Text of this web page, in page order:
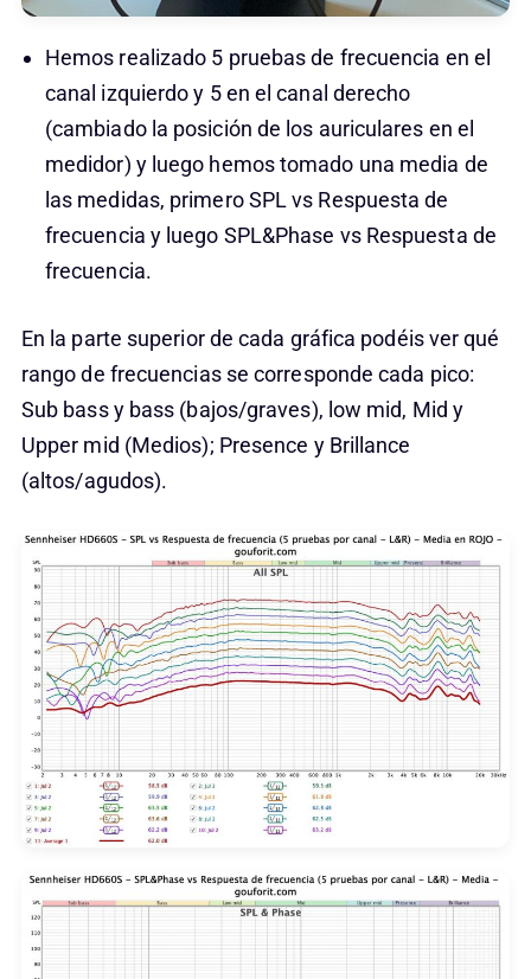
Hemos realizado 5 pruebas de frecuencia en el
canal izquierdo y 5 en el canal derecho
(cambiado la posición de los auriculares en el
medidor) y luego hemos tomado una media de
las medidas, primero SPL vs Respuesta de
frecuencia y luego SPL&Phase vs Respuesta de
frecuencia.
En la parte superior de cada gráfica podéis ver qué
rango de frecuencias se corresponde cada pico:
Sub bass y bass (bajos/graves), low mid, Mid y
Upper mid (Medios); Presence y Brillance
(altos/agudos).